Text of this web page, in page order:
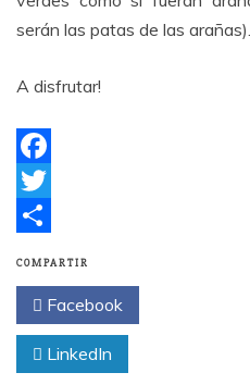
serán las patas de las arañas).
A disfrutar!
F
a
e
b
T
i
t
o
m
COMPARTIR
Facebook
LinkedIn